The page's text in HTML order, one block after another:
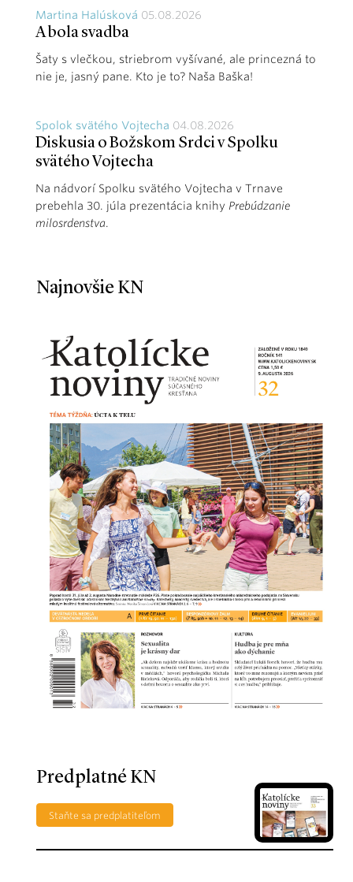
Martina Halúsková 05.08.2026
A bola svadba
Šaty s vlečkou, striebrom vyšívané, ale princezná to
nie je, jasný pane. Kto je to? Naša Baška!
Spolok svätého Vojtecha 04.08.2026
Diskusia o Božskom Srdci v Spolku
svätého Vojtecha
Na nádvorí Spolku svätého Vojtecha v Trnave
prebehla 30. júla prezentácia knihy Prebúdzanie
milosrdenstva.
Najnovšie KN
Predplatné KN
Staňte sa predplatiteľom